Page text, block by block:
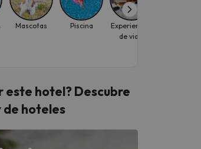
Mascotas Piscina
Experiencias
de viaje
este hotel? Descubre
de hoteles